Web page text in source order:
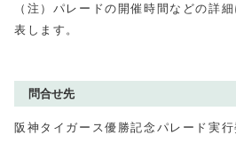
（注）パレードの開催時間などの詳
表します。
問合せ先
阪神タイガース優勝記念パレード実